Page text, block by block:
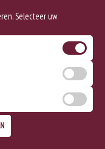
Selecteer uw